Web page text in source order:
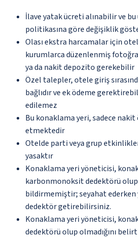
İlave yatak ücreti alınabilir ve
politikasına göre değişiklik
Olası ekstra harcamalar için
kurumlarca düzenlenmiş
ya da nakit depozito gerekebilir
Özel talepler, otele giriş
bağlıdır ve ek ödeme
edilemez
Bu konaklama yeri, sadece
etmektedir
Otelde parti veya grup
yasaktır
Konaklama yeri yöneticisi,
karbonmonoksit dedektörü olup
bildirmemiştir; seyahat ederken
dedektör getirebilirsiniz.
Konaklama yeri yöneticisi,
dedektörü olup olmadığını